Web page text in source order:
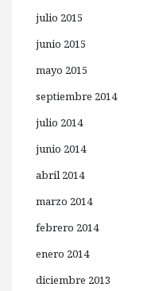
julio 2015
junio 2015
mayo 2015
septiembre 2014
julio 2014
junio 2014
abril 2014
marzo 2014
febrero 2014
enero 2014
diciembre 2013